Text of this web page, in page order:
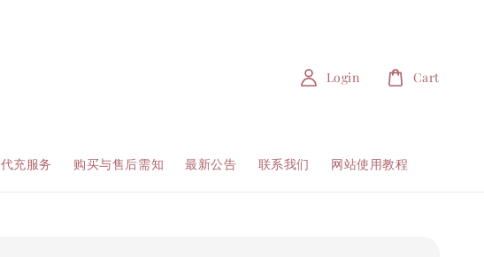
代充服务 购买与售后需知 最新公告 联系我们 网站使用教程
Login Cart